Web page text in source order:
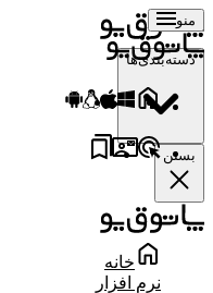
منو
دسته‌بندی‌ها
بستن
خانه
نرم افزار